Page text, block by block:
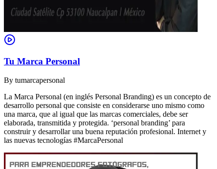
Tu Marca Personal
By tumarcapersonal
La Marca Personal (en inglés Personal Branding) es un concepto de
desarrollo personal que consiste en considerarse uno mismo como
una marca, que al igual que las marcas comerciales, debe ser
elaborada, transmitida y protegida. ‘personal branding’ para
construir y desarrollar una buena reputación profesional. Internet y
las nuevas tecnologías #MarcaPersonal